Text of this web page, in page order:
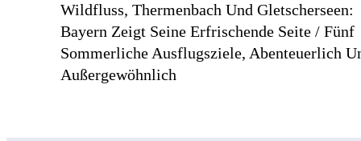
Wildfluss, Thermenbach Und Gletscherseen:
Bayern Zeigt Seine Erfrischende Seite / Fünf
Sommerliche Ausflugsziele, Abenteuerlich
Außergewöhnlich